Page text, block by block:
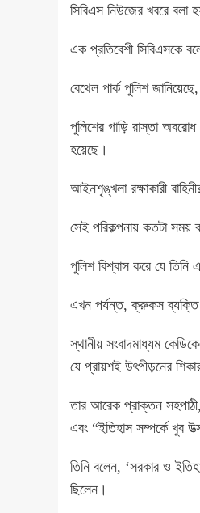
সিবিএস নিউজের খবরে বলা
এক প্রতিবেশী সিবিএসকে
বেথেল পার্ক পুলিশ
পুলিশের গাড়ি রাস্তা
হয়েছে।
আইনশৃঙ্খলা রক্ষাকারী
সেই পরিকল্পনায় কতটা সময়
পুলিশ বিশ্বাস করে যে তিনি
এখন পর্যন্ত, ক্রুকস ব্যক্তি
স্থানীয় সংবাদমাধ্যম
যে প্রায়শই উৎপীড়নের
তার আরেক প্রাক্তন সহপাঠী,
এবং “ইতিহাস সম্পর্কে খুব
তিনি বলেন, ‘সরকার ও
ছিলেন।